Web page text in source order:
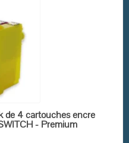
de 4 cartouches encre
- Premium